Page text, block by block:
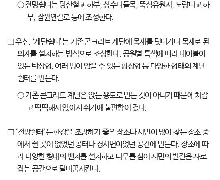
○ 전망쉼터는 당산철교 하부, 상수나들목, 뚝섬유원지, 노량대교 하
부, 잠원연결로 등에 조성한다.
□ 우선, ‘계단쉼터’는 기존 콘크리트 계단에 목재를 덧대거나 목재로 된
의자를 설치하는 방식으로 조성한다. 공원별 특색에 따라 테이블이
있는 탁상형, 여러 명이 앉을 수 있는 평상형 등 다양한 형태의 계단
쉼터를 만든다.
○ 기존 콘크리트 계단은 앉는 용도로 만든 것이 아니기 때문에 차갑
고 딱딱해서 앉아서 쉬기에 불편함이 컸다.
□ ‘전망쉼터’는 한강을 조망하기 좋은 장소나 시민이 많이 찾는 장소 중
에서 쉴 곳이 없었던 공터나 경사면이었던 공간에 만든다. 장소에 따
라 다양한 형태의 벤치를 설치하고 나무를 심어 시민의 발길을 사로
잡는 공간으로 탈바꿈시킨다.